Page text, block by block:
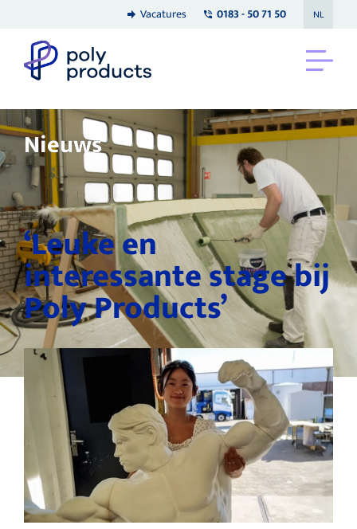
Vacatures 0183 - 50 71 50 NL
Nieuws
‘Leuke en
interessante stage bij
Poly Products’